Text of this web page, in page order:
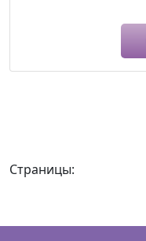
Страницы: